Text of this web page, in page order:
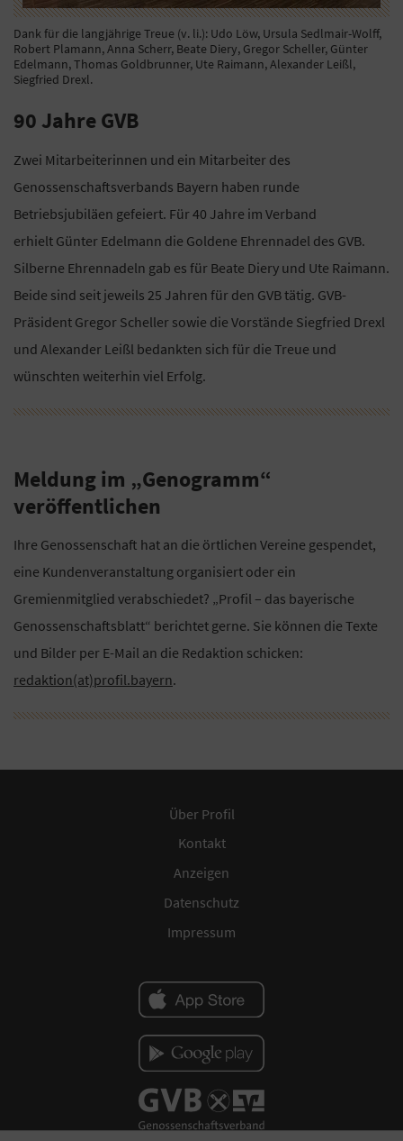
Dank für die langjährige Treue (v. li.): Udo Löw, Ursula Sedlmair-Wolff,
Robert Plamann, Anna Scherr, Beate Diery, Gregor Scheller, Günter
Edelmann, Thomas Goldbrunner, Ute Raimann, Alexander Leißl,
Siegfried Drexl.
90 Jahre GVB
Zwei Mitarbeiterinnen und ein Mitarbeiter des
Genossenschaftsverbands Bayern haben runde
Betriebsjubiläen gefeiert. Für 40 Jahre im Verband
erhielt Günter Edelmann die Goldene Ehrennadel des GVB.
Silberne Ehrennadeln gab es für Beate Diery und Ute Raimann.
Beide sind seit jeweils 25 Jahren für den GVB tätig. GVB-
Präsident Gregor Scheller sowie die Vorstände Siegfried Drexl
und Alexander Leißl bedankten sich für die Treue und
wünschten weiterhin viel Erfolg.
Meldung im „Genogramm“
veröffentlichen
Ihre Genossenschaft hat an die örtlichen Vereine gespendet,
eine Kundenveranstaltung organisiert oder ein
Gremienmitglied verabschiedet? „Profil – das bayerische
Genossenschaftsblatt“ berichtet gerne. Sie können die Texte
und Bilder per E-Mail an die Redaktion schicken:
redaktion(at)profil.bayern.
Über Profil
Kontakt
Anzeigen
Datenschutz
Impressum